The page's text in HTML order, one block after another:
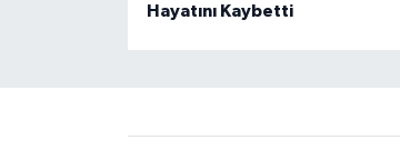
Hayatını Kaybetti